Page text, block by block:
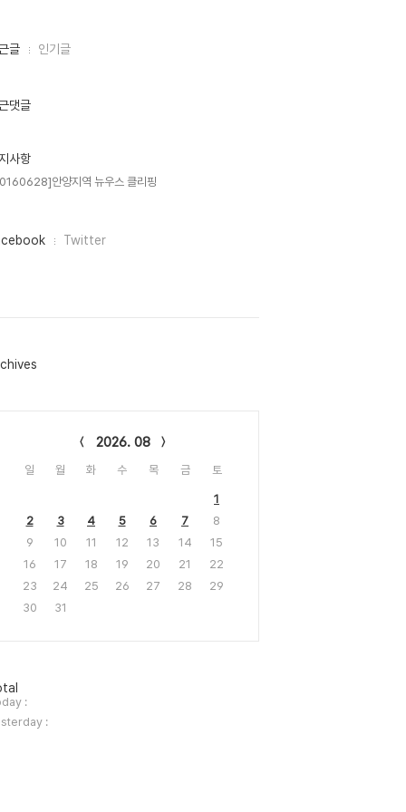
글 인기글
댓글
사항
안양지역 뉴우스 클리핑
Twitter
2026. 08
일 월 화 수 목 금 토
1
2
3 4 5 6 7
8
9
10 11 12 13 14
15
16
17 18 19 20 21
22
23
24 25 26 27 28
29
30
31
:
: